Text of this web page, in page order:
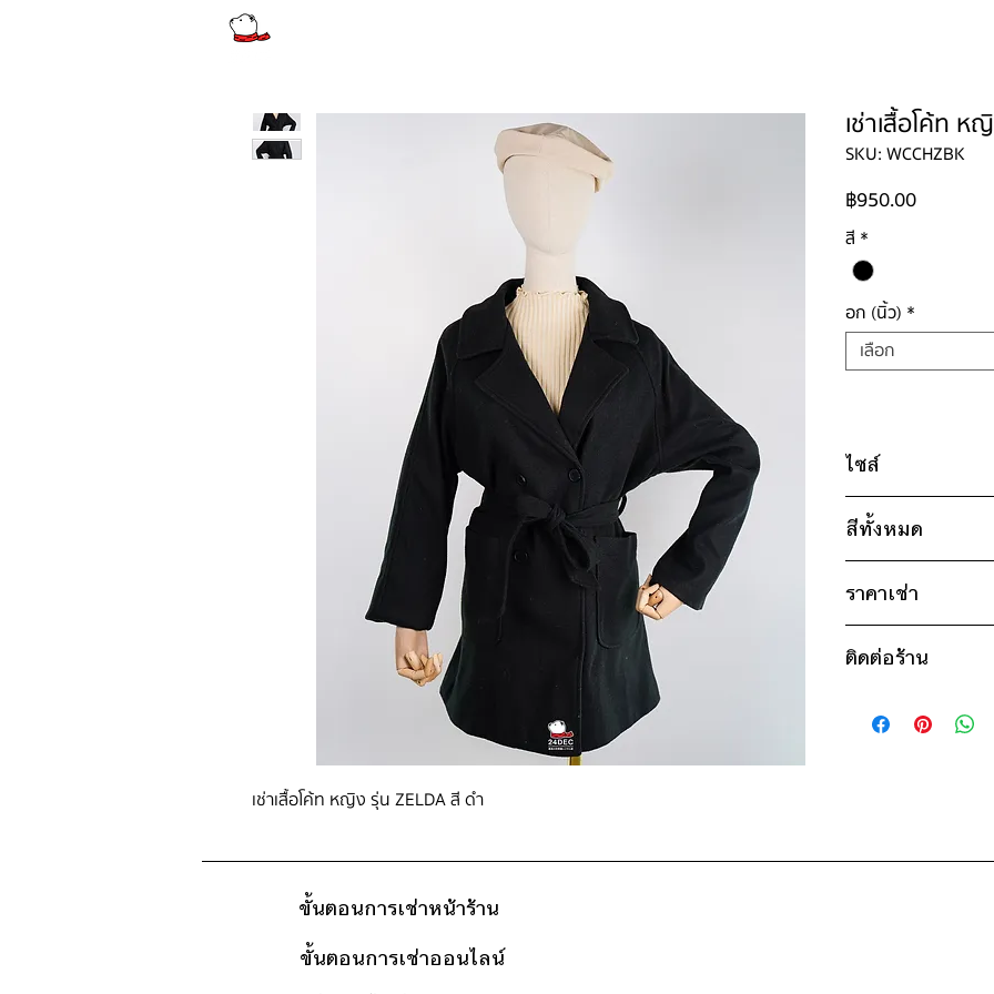
เช่าเสื้อโค้ท หญิง รุ่น ZELDA สี ดำ
เช่าเสื้อโค้ท ห
SKU: WCCHZBK
฿950.00ราคา
สี *
อก (นิ้ว) *
เลือก
ไซส์
ไซส์ : 2XL
อก 46" / เอว
แขน 22" / ยาว
สีทั้งหมด
ชมพู
*เสื้อรุ่นเดียวกันมีหลาย
ราคาเช่า
ดูวิธีนับวันด้านล่าง
สอบถามราคา
ติดต่อร้าน
ดูแผนที่ร้าน
ขั้นตอนการเช่าหน้าร้าน
ขั้นตอนการเช่าออนไลน์